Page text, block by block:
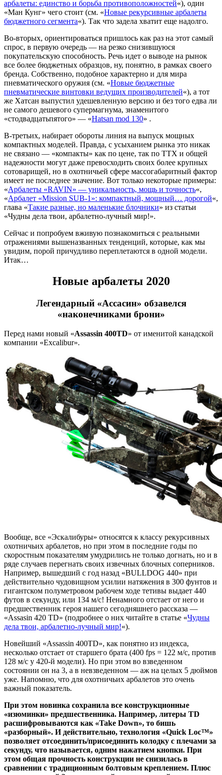
арбалеты: единство и борьба противоположностей«), один
«Ман Кунг» чего стоит (см. «Новые рекурсивные арбалеты
бюджетного сегмента«). Так что задела хватит еще надолго.
Во-вторых, ориентироваться пришлось как раз на этот самый
спрос, в первую очередь — на резко снизившуюся
покупательскую способность. Речь идет о выводе на рынок
все более бюджетных образцов, ну, понятно, в рамках своего
бренда. Собственно, подобное характерно и для мира
пневматического оружия (см. «Новые бюджетные
пневматические винтовки ведущих производителей«), а тот
же Хатсан выпустил удешевленную версию и без того едва ли
не самого дешевого супермагнума, знаменитого
«стодвадцатьпятого» — «Hatsan mod 130» .
В-третьих, набирает обороты линия на выпуск мощных
компактных моделей. Правда, с усыханием рынка это никак
не связано — «компакты» как по цене, так по ТТХ и общей
надежности могут даже превосходить своих более крупных
сотоварищей, но в охотничьей сфере массогабаритный фактор
имеет не последнее значение. Вот только некоторые примеры:
«Арбалеты «RAVIN» — уникальность, мощь и точность«,
«Арбалет «Mission SUB-1»: компактный, мощный… дорогой«,
глава «Такие разные, но маленькие блочники» из статьи
«Чудны дела твои, арбалетно-лучный мир!».
Сейчас и попробуем вживую познакомиться с реальными
отражениями вышеназванных тенденций, которые, как мы
увидим, порой причудливо переплетаются в одной модели.
Итак…
Новые арбалеты 2020
Легендарный «Ассасин» обзавелся
«наконечниками брони»
Перед нами новый «Assassin 400TD» от именитой канадской
компании «Excalibur».
Вообще, все «Эскалибуры» относятся к классу рекурсивных
охотничьих арбалетов, но при этом в последние годы по
скоростным показателям умудрились не только догнать, но и в
ряде случаев перегнать своих извечных блочных соперников.
Например, вышедший с год назад «BULLDOG 440» при
действительно чудовищном усилии натяжения в 300 фунтов и
гигантском полуметровом рабочем ходе тетивы выдает 440
футов в секунду, или 134 м/с! Ненамного отстает от него и
предшественник героя нашего сегодняшнего рассказа —
«Assasin 420 TD» (подробнее о них читайте в статье «Чудны
дела твои, арбалетно-лучный мир!«).
Новейший «Assassin 400TD», как понятно из индекса,
несколько отстает от старшего брата (400 fps = 122 м/с, против
128 м/с у 420-й модели). Но при этом во взведенном
состоянии он на 3, а в невзведенном — аж на целых 5 дюймов
уже. Напомню, что для охотничьих арбалетов это очень
важный показатель.
При этом новинка сохранила все конструкционные
«изюминки» предшественника. Например, литеры TD
расшифровываются как «Take Down», то бишь
«разборный». И действительно, технология «Quick Loc™»
позволяет отсоединить/присоединить колодку с плечами за
секунду, что называется, одним нажатием кнопки. При
этом общая прочность конструкции не снизилась в
сравнении с традиционным болтовым креплением. Плюс